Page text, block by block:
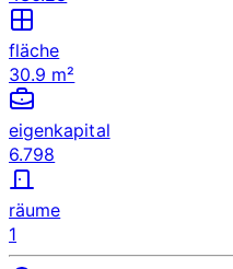
fläche
30.9 m²
eigenkapital
6.798
räume
1